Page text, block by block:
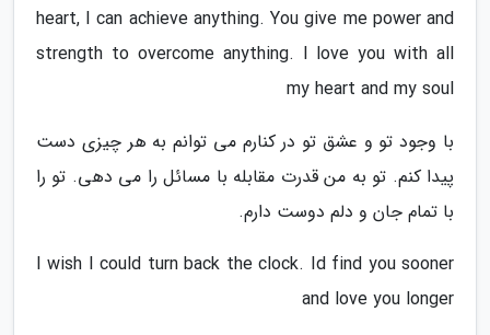
heart, I can achieve anything. You give me power and
strength to overcome anything. I love you with all
my heart and my soul
با وجود تو و عشق تو در کنارم می توانم به هر چیزی دست
پیدا کنم. تو به من قدرت مقابله با مسائل را می دهی. تو را
با تمام جان و دلم دوست دارم.
I wish I could turn back the clock. Id find you sooner
and love you longer